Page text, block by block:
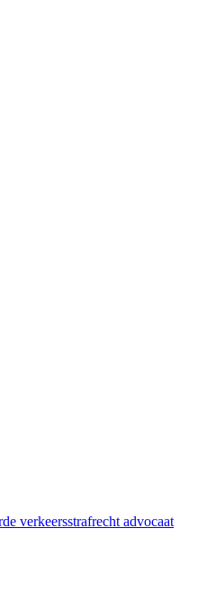
verkeersstrafrecht advocaat